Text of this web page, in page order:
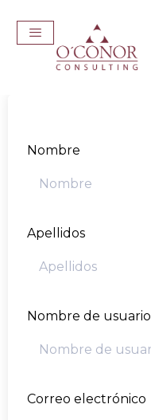
Nombre
Apellidos
Nombre de usuario
Correo electrónico